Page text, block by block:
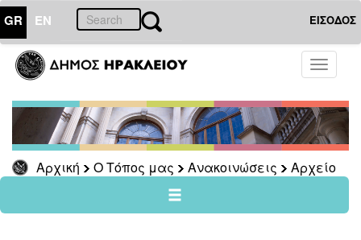
GR EN ΕΙΣΟΔΟΣ
Toggle
Αρχική Ο Τόπος μας Ανακοινώσεις Αρχείο
ΤΟΠΟΣ
ΜΑΣ
Ανακοινώσεις
Αρχείο
2026
2024